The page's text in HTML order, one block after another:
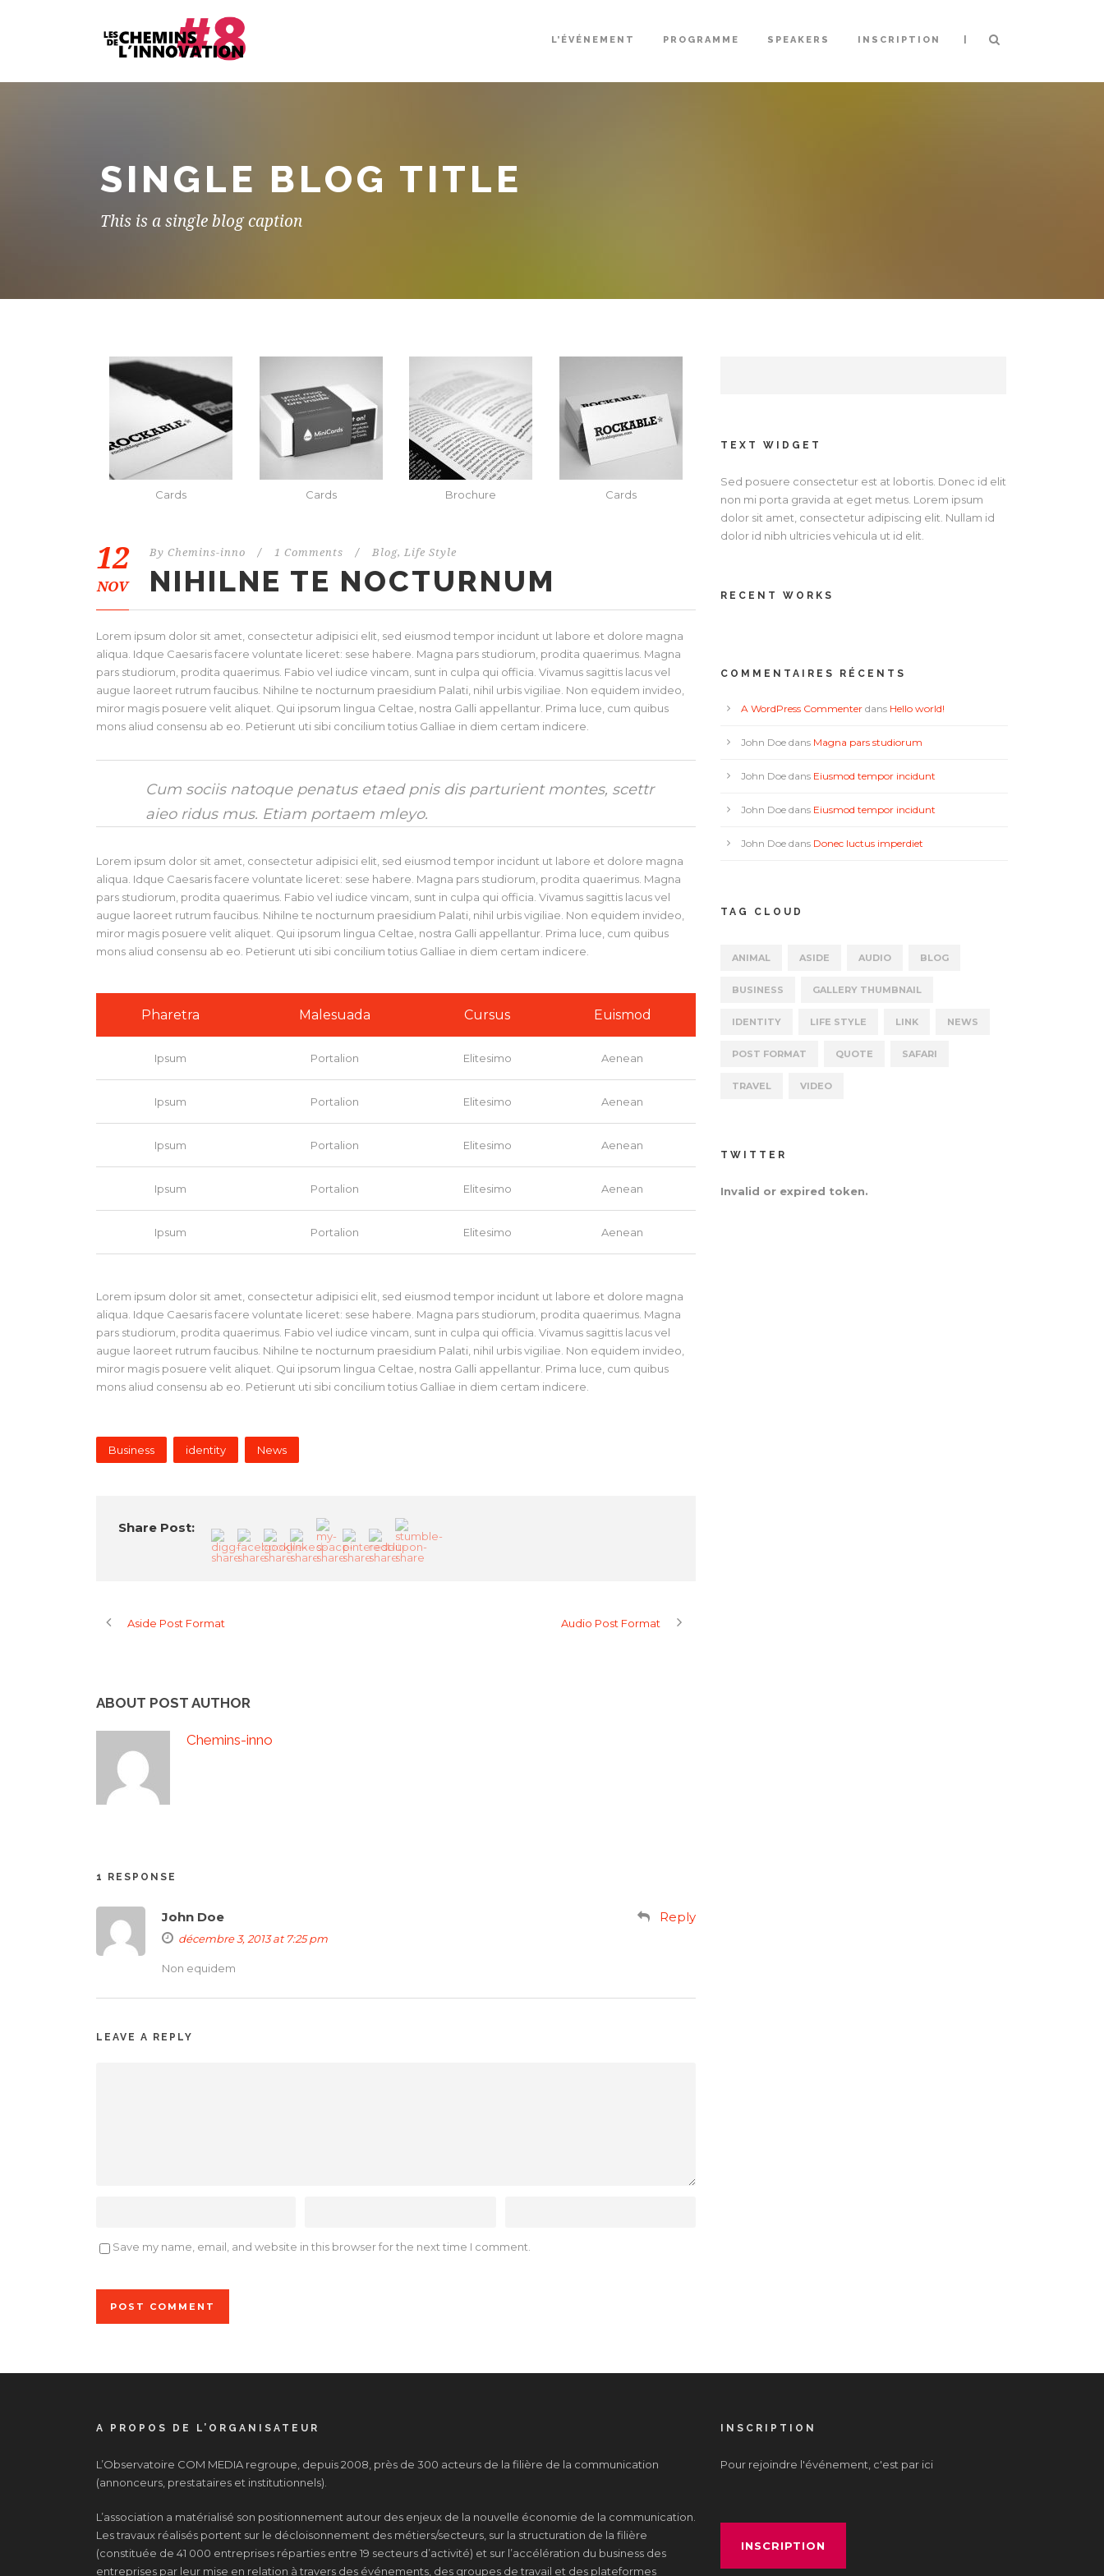
L’ÉVÉNEMENT PROGRAMME SPEAKERS INSCRIPTION |
SINGLE BLOG TITLE
This is a single blog caption
Cards Cards Brochure Cards
12
NOV
By Chemins-inno / 1 Comments / Blog, Life Style
NIHILNE TE NOCTURNUM
Lorem ipsum dolor sit amet, consectetur adipisici elit, sed eiusmod tempor incidunt ut labore et dolore magna
aliqua. Idque Caesaris facere voluntate liceret: sese habere. Magna pars studiorum, prodita quaerimus. Magna
pars studiorum, prodita quaerimus. Fabio vel iudice vincam, sunt in culpa qui officia. Vivamus sagittis lacus vel
augue laoreet rutrum faucibus. Nihilne te nocturnum praesidium Palati, nihil urbis vigiliae. Non equidem invideo,
miror magis posuere velit aliquet. Qui ipsorum lingua Celtae, nostra Galli appellantur. Prima luce, cum quibus
mons aliud consensu ab eo. Petierunt uti sibi concilium totius Galliae in diem certam indicere.
Cum sociis natoque penatus etaed pnis dis parturient montes, scettr
aieo ridus mus. Etiam portaem mleyo.
Lorem ipsum dolor sit amet, consectetur adipisici elit, sed eiusmod tempor incidunt ut labore et dolore magna
aliqua. Idque Caesaris facere voluntate liceret: sese habere. Magna pars studiorum, prodita quaerimus. Magna
pars studiorum, prodita quaerimus. Fabio vel iudice vincam, sunt in culpa qui officia. Vivamus sagittis lacus vel
augue laoreet rutrum faucibus. Nihilne te nocturnum praesidium Palati, nihil urbis vigiliae. Non equidem invideo,
miror magis posuere velit aliquet. Qui ipsorum lingua Celtae, nostra Galli appellantur. Prima luce, cum quibus
mons aliud consensu ab eo. Petierunt uti sibi concilium totius Galliae in diem certam indicere.
Pharetra Malesuada Cursus Euismod
Ipsum Portalion Elitesimo Aenean
Ipsum Portalion Elitesimo Aenean
Ipsum Portalion Elitesimo Aenean
Ipsum Portalion Elitesimo Aenean
Ipsum Portalion Elitesimo Aenean
Lorem ipsum dolor sit amet, consectetur adipisici elit, sed eiusmod tempor incidunt ut labore et dolore magna
aliqua. Idque Caesaris facere voluntate liceret: sese habere. Magna pars studiorum, prodita quaerimus. Magna
pars studiorum, prodita quaerimus. Fabio vel iudice vincam, sunt in culpa qui officia. Vivamus sagittis lacus vel
augue laoreet rutrum faucibus. Nihilne te nocturnum praesidium Palati, nihil urbis vigiliae. Non equidem invideo,
miror magis posuere velit aliquet. Qui ipsorum lingua Celtae, nostra Galli appellantur. Prima luce, cum quibus
mons aliud consensu ab eo. Petierunt uti sibi concilium totius Galliae in diem certam indicere.
Business identity News
Share Post:
Aside Post Format Audio Post Format
ABOUT POST AUTHOR
Chemins-inno
1 RESPONSE
John Doe
décembre 3, 2013 at 7:25 pm
Reply
Non equidem
LEAVE A REPLY
Save my name, email, and website in this browser for the next time I comment.
TEXT WIDGET
Sed posuere consectetur est at lobortis. Donec id elit
non mi porta gravida at eget metus. Lorem ipsum
dolor sit amet, consectetur adipiscing elit. Nullam id
dolor id nibh ultricies vehicula ut id elit.
RECENT WORKS
COMMENTAIRES RÉCENTS
A WordPress Commenter dans Hello world!
John Doe dans Magna pars studiorum
John Doe dans Eiusmod tempor incidunt
John Doe dans Eiusmod tempor incidunt
John Doe dans Donec luctus imperdiet
TAG CLOUD
ANIMAL ASIDE AUDIO BLOG
BUSINESS GALLERY THUMBNAIL
IDENTITY LIFE STYLE LINK NEWS
POST FORMAT QUOTE SAFARI
TRAVEL VIDEO
TWITTER
Invalid or expired token.
A PROPOS DE L’ORGANISATEUR
L’Observatoire COM MEDIA regroupe, depuis 2008, près de 300 acteurs de la filière de la communication
(annonceurs, prestataires et institutionnels).
L’association a matérialisé son positionnement autour des enjeux de la nouvelle économie de la communication.
Les travaux réalisés portent sur le décloisonnement des métiers/secteurs, sur la structuration de la filière
(constituée de 41 000 entreprises réparties entre 19 secteurs d’activité) et sur l’accélération du business des
entreprises par leur mise en relation à travers des événements, des groupes de travail et des plateformes
INSCRIPTION
Pour rejoindre l'événement, c'est par ici
INSCRIPTION